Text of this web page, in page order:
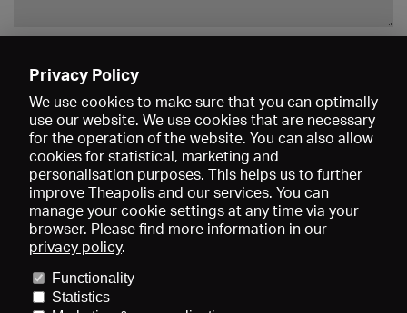
Données médiatiques
Conditions générales de vente
Privacy Policy
We use cookies to make sure that you can optimally
use our website. We use cookies that are necessary
for the operation of the website. You can also allow
cookies for statistical, marketing and
personalisation purposes. This helps us to further
improve Theapolis and our services. You can
manage your cookie settings at any time via your
browser. Please find more information in our
privacy policy.
Functionality
Statistics